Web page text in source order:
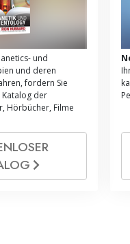
und
und deren
fordern Sie
der
Hörbücher, Filme